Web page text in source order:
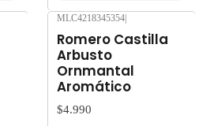
MLC4218345354|
Romero Castilla
Arbusto
Ornmantal
Aromático
$4.990